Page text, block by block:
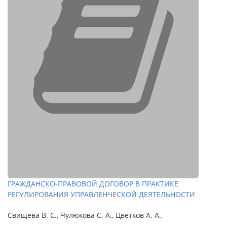
ГРАЖДАНСКО-ПРАВОВОЙ ДОГОВОР В ПРАКТИКЕ
РЕГУЛИРОВАНИЯ УПРАВЛЕНЧЕСКОЙ ДЕЯТЕЛЬНОСТИ
Свищева В. С., Чулюкова С. А., Цветков А. А.,